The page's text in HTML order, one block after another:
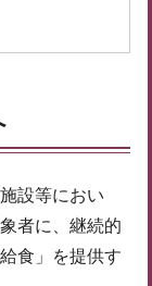
設等におい
者に、継続的
食」を提供す